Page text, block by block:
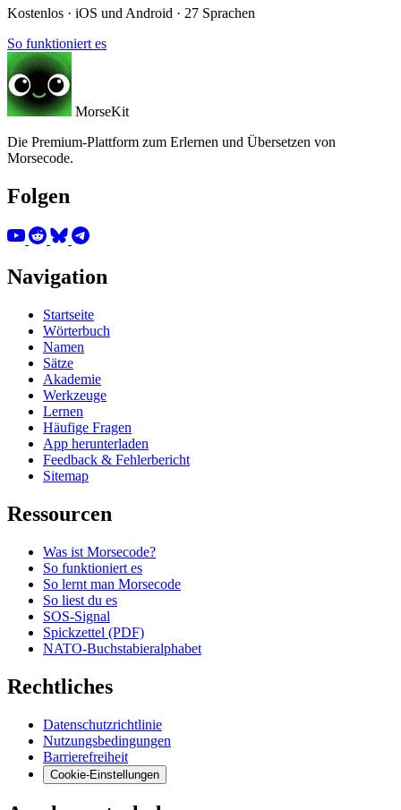
Kostenlos · iOS und Android · 27 Sprachen
So funktioniert es
MorseKit
Die Premium-Plattform zum Erlernen und Übersetzen von
Morsecode.
Folgen
Navigation
Startseite
Wörterbuch
Namen
Sätze
Akademie
Werkzeuge
Lernen
Häufige Fragen
App herunterladen
Feedback & Fehlerbericht
Sitemap
Ressourcen
Was ist Morsecode?
So funktioniert es
So lernt man Morsecode
So liest du es
SOS-Signal
Spickzettel (PDF)
NATO-Buchstabieralphabet
Rechtliches
Datenschutzrichtlinie
Nutzungsbedingungen
Barrierefreiheit
Cookie-Einstellungen